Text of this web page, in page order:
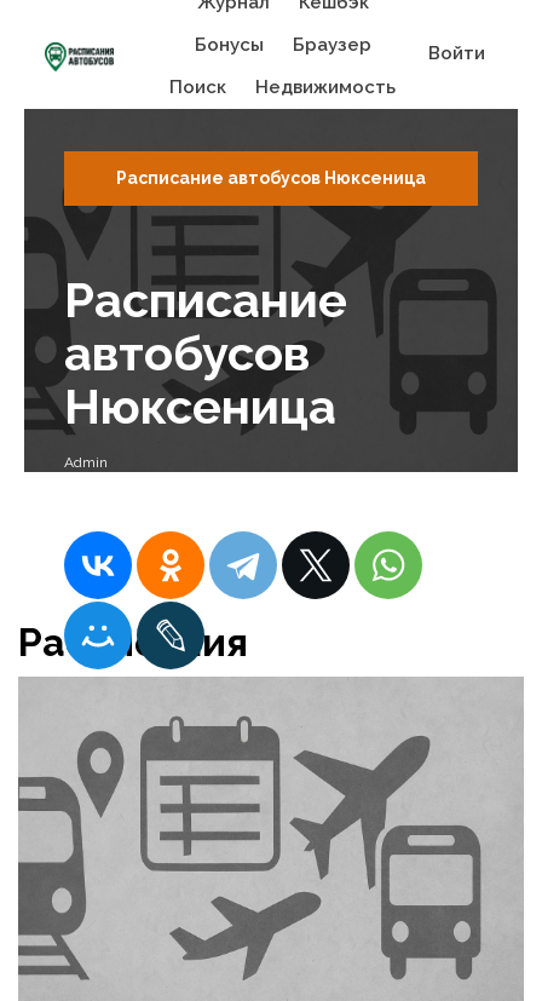
Бонусы
Браузер
Поиск
Недвижимость
Войти
Расписание автобусов Нюксеница
Расписание
автобусов
Нюксеница
Admin
Расписания